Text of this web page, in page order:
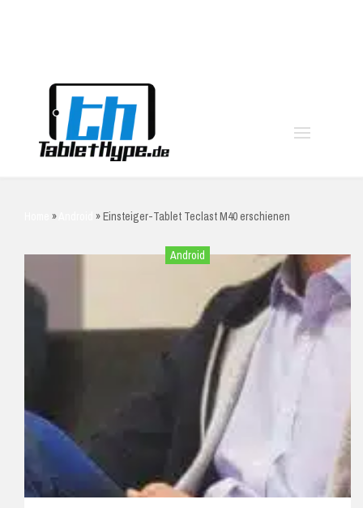
» »Einsteiger-Tablet Teclast M40 erschienen
Android